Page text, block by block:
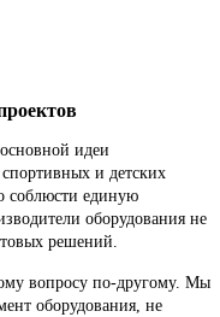
идеи
и детских
соблюсти единую
оборудования не
решений.
вопросу по-другому. Мы
оборудования, не